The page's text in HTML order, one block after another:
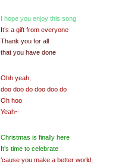
I hope you enjoy this song
It’s a gift from everyone
Thank you for all
that you have done
Ohh yeah,
doo doo do doo doo do
Oh hoo
Yeah~
Christmas is finally here
It’s time to celebrate
’cause you make a better world,